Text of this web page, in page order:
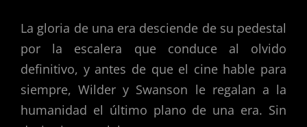
La gloria de una era desciende de su pedestal
por la escalera que conduce al olvido
definitivo, y antes de que el cine hable para
siempre, Wilder y Swanson le regalan a la
humanidad el último plano de una era. Sin